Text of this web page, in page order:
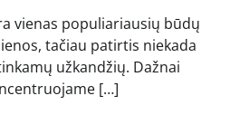
vienas populiariausių būdų
tačiau patirtis niekada
užkandžių. Dažnai
[…]